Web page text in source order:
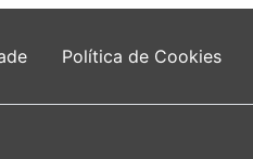
Política de Cookies